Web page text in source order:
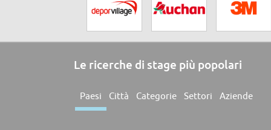
Le ricerche di stage più popolari
Paesi Città Categorie Settori Aziende